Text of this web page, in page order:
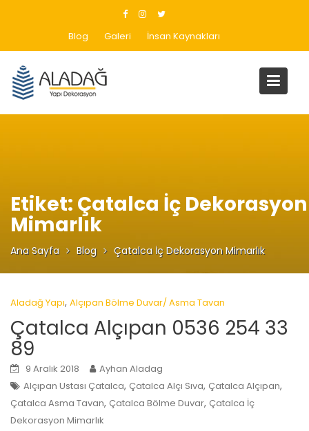
Blog Galeri İnsan Kaynakları
Etiket: Çatalca İç Dekorasyon
Mimarlık
Ana Sayfa Blog Çatalca İç Dekorasyon Mimarlık
Aladağ Yapı, Alçıpan Bölme Duvar/ Asma Tavan
Çatalca Alçıpan 0536 254 33
89
9 Aralık 2018
Ayhan Aladag
Alçıpan Ustası Çatalca, Çatalca Alçı Sıva, Çatalca Alçıpan,
Çatalca Asma Tavan, Çatalca Bölme Duvar, Çatalca İç
Dekorasyon Mimarlık